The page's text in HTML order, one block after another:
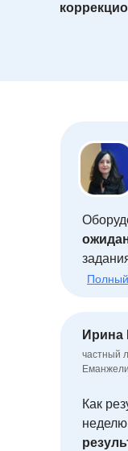
Как
Ирина
частный